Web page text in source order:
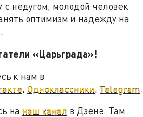
с недугом, молодой человек
оптимизм и надежду на
«Царьграда»!
к нам в
, Одноклассники, Telegram.
на наш канал в Дзене. Там